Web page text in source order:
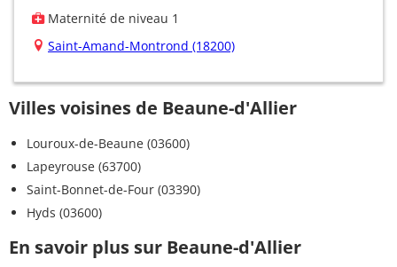
Maternité de niveau 1
Saint-Amand-Montrond (18200)
Villes voisines de Beaune-d'Allier
Louroux-de-Beaune (03600)
Lapeyrouse (63700)
Saint-Bonnet-de-Four (03390)
Hyds (03600)
En savoir plus sur Beaune-d'Allier